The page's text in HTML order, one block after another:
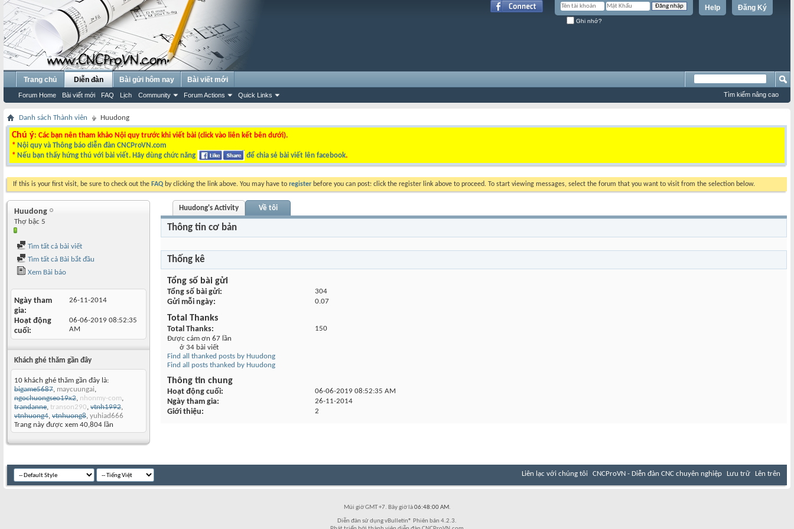
Đăng Ký
Help
Ghi nhớ?
Trang chủ Diễn đàn
Forum Home Bài viết mới FAQ Lịch Community Forum Actions Quick Links
Bài gửi hôm nay Bài viết mới
Tìm kiếm nâng cao
Danh sách Thành viên Huudong
Chú ý: Các bạn nên tham khảo Nội quy trước khi viết bài (click vào liên kết bên dưới).
* Nội quy và Thông báo diễn đàn CNCProVN.com
* Nếu bạn thấy hứng thú với bài viết. Hãy dùng chức năng để chia sẻ bài viết lên facebook.
If this is your first visit, be sure to check out the FAQ by clicking the link above. You may have to register before you can post: click the register link above to proceed. To start viewing messages, select the forum that you want to visit from the selection below.
Huudong
Thợ bậc 5
Tìm tất cả bài viết
Tìm tất cả Bài bắt đầu
Xem Bài báo
Ngày tham
gia
26-11-2014
Hoạt động
cuối
06-06-2019 08:52:35
AM
Khách ghé thăm gần đây
10 khách ghé thăm gần đây là:
bigame5687, maycuungai,
ngochuongseo19x2, nhonmy-com,
trandanne, transon290, vtnh1992,
vtnhuong4, vtnhuong8, yuhiad666
Trang này được xem 40,804 lần
Huudong's Activity Về tôi
Thông tin cơ bản
Thống kê
Tổng số bài gửi
Tổng số bài gửi 304
Gửi mỗi ngày 0.07
Total Thanks
Total Thanks
150
Được cám ơn 67 lần
ở 34 bài viết
Find all thanked posts by Huudong
Find all posts thanked by Huudong
Thông tin chung
Hoạt động cuối 06-06-2019 08:52:35 AM
Ngày tham gia 26-11-2014
Giới thiệu 2
Liên lạc với chúng tôi CNCProVN - Diễn đàn CNC chuyên nghiệp Lưu trữ Lên trên
Múi giờ GMT +7. Bây giờ là06:48:00 AM.
Diễn đàn sử dụng vBulletin® Phiên bản 4.2.3.